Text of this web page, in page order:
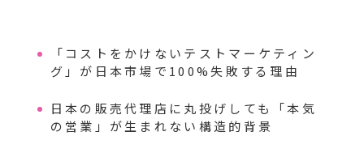
「コストをかけないテストマーケティン
グ」が日本市場で100%失敗する理由
日本の販売代理店に丸投げしても「本気
の営業」が生まれない構造的背景